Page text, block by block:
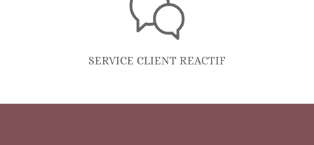
SERVICE CLIENT REACTIF